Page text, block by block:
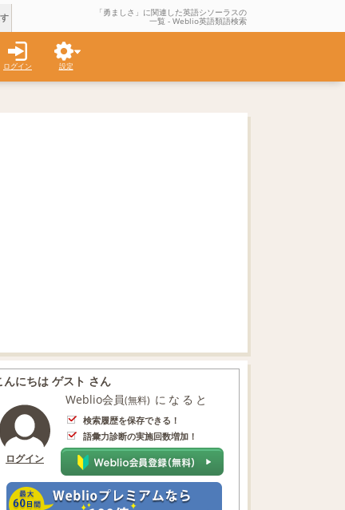
「勇ましさ」に関連した英語シソーラスの
一覧 - Weblio英語類語検索
ログイン 設定
んにちは ゲスト さん
ログイン
Weblio会員(無料) になると
検索履歴を保存できる！
語彙力診断の実施回数増加！